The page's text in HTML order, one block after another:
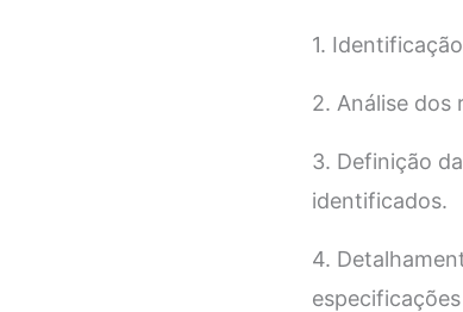
1.
2. Análise dos
3. Definição
identificados.
4.